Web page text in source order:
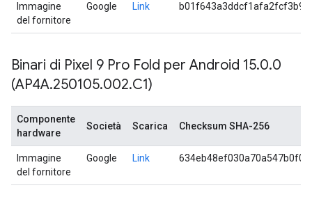
Immagine
del fornitore
Google Link
Binari di Pixel 9 Pro Fold per Android 15.0.0
(AP4A.250105.002.C1)
Componente
hardware
Società Scarica Checksum SHA-256
Immagine
del fornitore
Google Link